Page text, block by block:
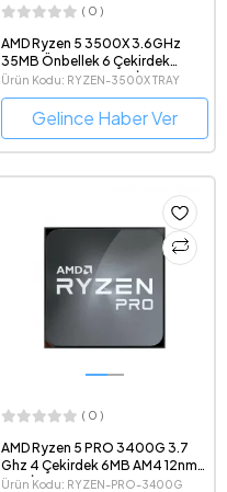
( 0 )
AMD Ryzen 5 3500X 3.6GHz
35MB Önbellek 6 Çekirdek
Soket AM4 7nm Tray İşlemci
Ürün Kodu: RYZEN-3500X TRAY
Gelince Haber Ver
( 0 )
AMD Ryzen 5 PRO 3400G 3.7
Ghz 4 Çekirdek 6MB AM4 12nm
Tray İşlemci
Ürün Kodu: RYZEN-PRO-3400G